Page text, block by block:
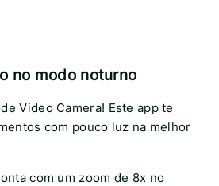
no modo noturno
Video Camera! Este app te
com pouco luz na melhor
com um zoom de 8x no